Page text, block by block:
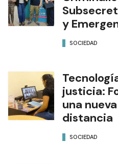
y
SOCIEDAD
justicia:
una
distancia
SOCIEDAD